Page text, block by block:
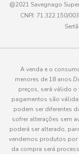
@2021 Savegnago
CNPJ: 71.322.150/
A venda e o
menores de 18
preços, será válido
pagamentos são
podem ser diferentes
sofrer alterações sem
poderá ser alterado,
vendemos produtos
da compra será